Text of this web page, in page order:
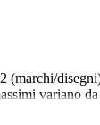
variano